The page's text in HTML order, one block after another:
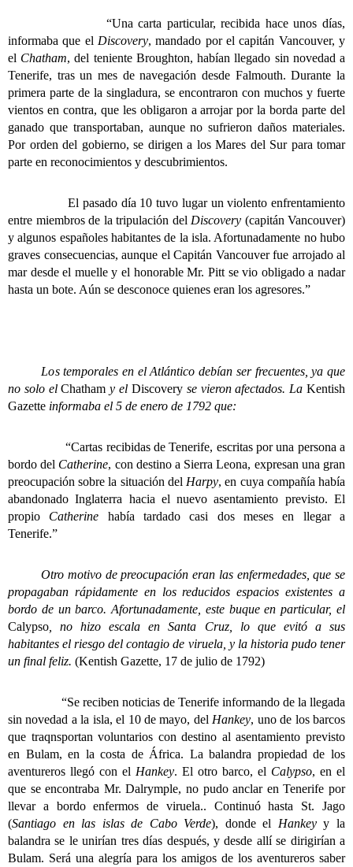
“Una carta particular, recibida hace unos días,
informaba que el Discovery, mandado por el capitán Vancouver, y
el Chatham, del teniente Broughton, habían llegado sin novedad a
Tenerife, tras un mes de navegación desde Falmouth. Durante la
primera parte de la singladura, se encontraron con muchos y fuerte
vientos en contra, que les obligaron a arrojar por la borda parte del
ganado que transportaban, aunque no sufrieron daños materiales.
Por orden del gobierno, se dirigen a los Mares del Sur para tomar
parte en reconocimientos y descubrimientos.
El pasado día 10 tuvo lugar un violento enfrentamiento
entre miembros de la tripulación del Discovery (capitán Vancouver)
y algunos españoles habitantes de la isla. Afortunadamente no hubo
graves consecuencias, aunque el Capitán Vancouver fue arrojado al
mar desde el muelle y el honorable Mr. Pitt se vio obligado a nadar
hasta un bote. Aún se desconoce quienes eran los agresores.”
Lostemporales en el Atlántico debían ser frecuentes, ya que
no solo elChatham y el Discoveryse vieron afectados. LaKentish
Gazette informaba el 5 de enero de 1792 que:
“Cartas recibidas de Tenerife, escritas por una persona a
bordo del Catherine, con destino a Sierra Leona, expresan una gran
preocupación sobre la situación del Harpy, en cuya compañía había
abandonado Inglaterra hacia el nuevo asentamiento previsto. El
propio Catherine había tardado casi dos meses en llegar a
Tenerife.”
Otro motivo de preocupación eran las enfermedades, que se
propagaban rápidamente en los reducidos espacios existentes a
bordo de un barco. Afortunadamente, este buque en particular, el
Calypso , no hizo escala en Santa Cruz, lo que evitó a sus
habitantes el riesgo del contagio de viruela, y la historia pudo tener
un final feliz. (Kentish Gazette, 17 de julio de 1792)
“Se reciben noticias de Tenerife informando de la llegada
sin novedad a la isla, el 10 de mayo, del Hankey, uno de los barcos
que traqnsportan voluntarios con destino al asentamiento previsto
en Bulam, en la costa de África. La balandra propiedad de los
aventureros llegó con el Hankey. El otro barco, el Calypso, en el
que se encontraba Mr. Dalrymple, no pudo anclar en Tenerife por
llevar a bordo enfermos de viruela.. Continuó hasta St. Jago
(Santiago en las islas de Cabo Verde), donde el Hankeyy la
balandra se le unirían tres días después, y desde allí se dirigirían a
Bulam. Será una alegría para los amigos de los aventureros saber